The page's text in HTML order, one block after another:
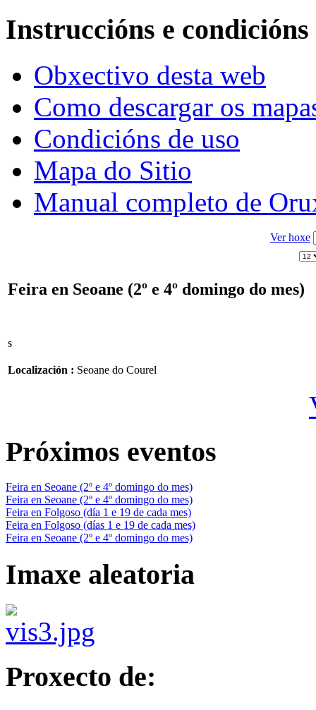
Instruccións e condicións
Obxectivo desta web
Como descargar os
Condicións de uso
Mapa do Sitio
Manual completo de
Ver hoxe
Feira en Seoane (2º e 4º domingo do mes)
s
Localización : Seoane do Courel
Próximos eventos
Feira en Seoane (2º e 4º domingo do mes)
Feira en Seoane (2º e 4º domingo do mes)
Feira en Folgoso (día 1 e 19 de cada mes)
Feira en Folgoso (días 1 e 19 de cada mes)
Feira en Seoane (2º e 4º domingo do mes)
Imaxe aleatoria
Proxecto de: